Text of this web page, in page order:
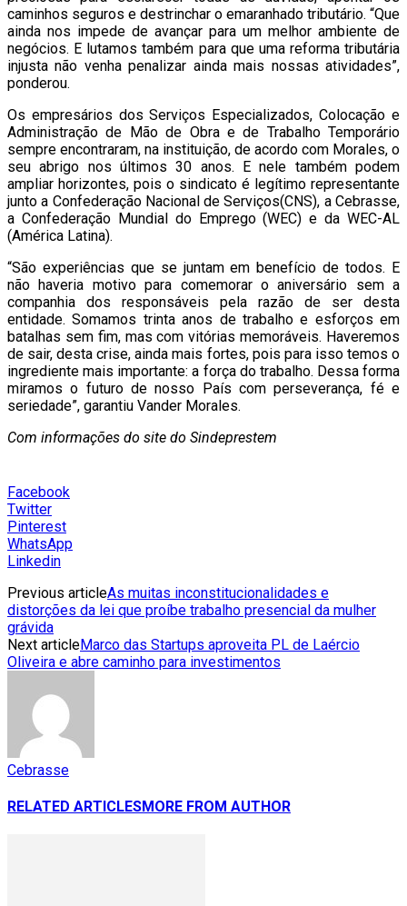
caminhos seguros e destrinchar o emaranhado tributário. “Que
ainda nos impede de avançar para um melhor ambiente de
negócios. E lutamos também para que uma reforma tributária
injusta não venha penalizar ainda mais nossas atividades”,
ponderou.
Os empresários dos Serviços Especializados, Colocação e
Administração de Mão de Obra e de Trabalho Temporário
sempre encontraram, na instituição, de acordo com Morales, o
seu abrigo nos últimos 30 anos. E nele também podem
ampliar horizontes, pois o sindicato é legítimo representante
junto a Confederação Nacional de Serviços(CNS), a Cebrasse,
a Confederação Mundial do Emprego (WEC) e da WEC-AL
(América Latina).
“São experiências que se juntam em benefício de todos. E
não haveria motivo para comemorar o aniversário sem a
companhia dos responsáveis pela razão de ser desta
entidade. Somamos trinta anos de trabalho e esforços em
batalhas sem fim, mas com vitórias memoráveis. Haveremos
de sair, desta crise, ainda mais fortes, pois para isso temos o
ingrediente mais importante: a força do trabalho. Dessa forma
miramos o futuro de nosso País com perseverança, fé e
seriedade”, garantiu Vander Morales.
Com informações do site do Sindeprestem
Facebook
Twitter
Pinterest
WhatsApp
Linkedin
Previous articleAs muitas inconstitucionalidades e
distorções da lei que proíbe trabalho presencial da mulher
grávida
Next articleMarco das Startups aproveita PL de Laércio
Oliveira e abre caminho para investimentos
Cebrasse
RELATED ARTICLESMORE FROM AUTHOR